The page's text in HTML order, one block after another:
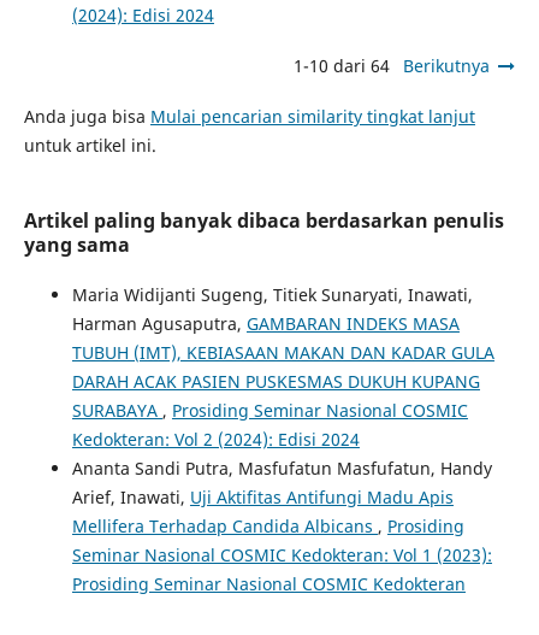
(2024): Edisi 2024
1-10 dari 64 Berikutnya
Anda juga bisa Mulai pencarian similarity tingkat lanjut
untuk artikel ini.
Artikel paling banyak dibaca berdasarkan penulis
yang sama
Maria Widijanti Sugeng, Titiek Sunaryati, Inawati,
Harman Agusaputra, GAMBARAN INDEKS MASA
TUBUH (IMT), KEBIASAAN MAKAN DAN KADAR GULA
DARAH ACAK PASIEN PUSKESMAS DUKUH KUPANG
SURABAYA , Prosiding Seminar Nasional COSMIC
Kedokteran: Vol 2 (2024): Edisi 2024
Ananta Sandi Putra, Masfufatun Masfufatun, Handy
Arief, Inawati, Uji Aktifitas Antifungi Madu Apis
Mellifera Terhadap Candida Albicans , Prosiding
Seminar Nasional COSMIC Kedokteran: Vol 1 (2023):
Prosiding Seminar Nasional COSMIC Kedokteran